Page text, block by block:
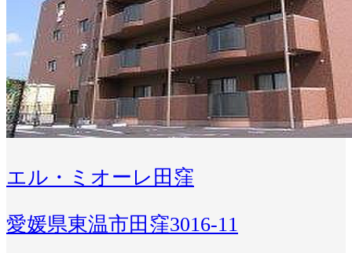
エル・ミオーレ田窪
愛媛県東温市田窪3016-11